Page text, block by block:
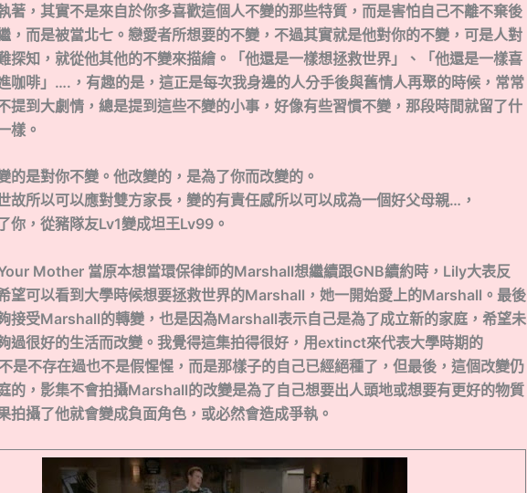
著，其實不是來自於你多喜歡這個人不變的那些特質，而是害怕自己不離不棄後
，而是被當北七。戀愛者所想要的不變，不過其實就是他對你的不變，可是人對
探知，就從他其他的不變來描繪。「他還是一樣想拯救世界」、「他還是一樣喜
咖啡」….，有趣的是，這正是每次我身邊的人分手後與舊情人再聚的時候，常常
提到大劇情，總是提到這些不變的小事，好像有些習慣不變，那段時間就留了什
樣。
的是對你不變。他改變的，是為了你而改變的。
故所以可以應對雙方家長，變的有責任感所以可以成為一個好父母親…，
你，從豬隊友Lv1變成坦王Lv99。
Mother 當原本想當環保律師的Marshall想繼續跟GNB續約時，Lily大表反
望可以看到大學時候想要拯救世界的Marshall，她一開始愛上的Marshall。最後
接受Marshall的轉變，也是因為Marshall表示自己是為了成立新的家庭，希望未
過很好的生活而改變。我覺得這集拍得很好，用extinct來代表大學時期的
是不存在過也不是假惺惺，而是那樣子的自己已經絕種了，但最後，這個改變仍
的，影集不會拍攝Marshall的改變是為了自己想要出人頭地或想要有更好的物質
拍攝了他就會變成負面角色，或必然會造成爭執。